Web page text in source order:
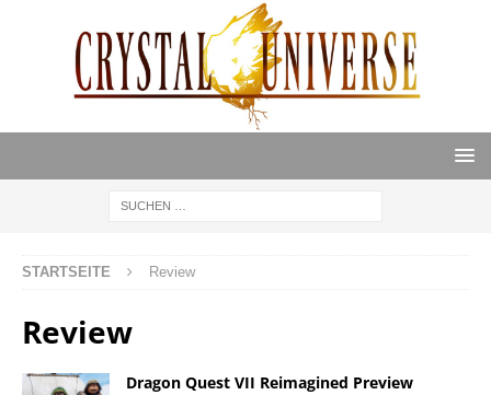
STARTSEITE Review
Review
Dragon Quest VII Reimagined Preview